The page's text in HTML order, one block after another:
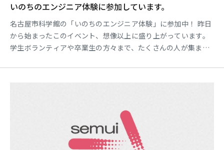
いのちのエンジニア体験に参加しています。
名古屋市科学館の「いのちのエンジニア体験」に参加中！ 昨日
から始まったこのイベント、想像以上に盛り上がっています。
学生ボランティアや卒業生の方々まで、たくさんの人が集まっ